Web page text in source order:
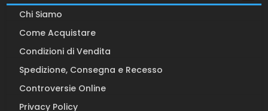
Chi Siamo
Come Acquistare
Condizioni di Vendita
Spedizione, Consegna e Recesso
Controversie Online
Privacy Policy